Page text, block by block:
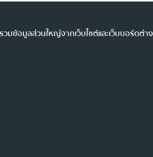
มข้อมูลส่วนใหญ่จากเว็บไซต์และเว็บบอร์ดต่